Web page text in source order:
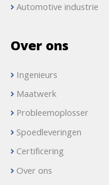
Automotive industrie
Over ons
Ingenieurs
Maatwerk
Probleemoplosser
Spoedleveringen
Certificering
Over ons